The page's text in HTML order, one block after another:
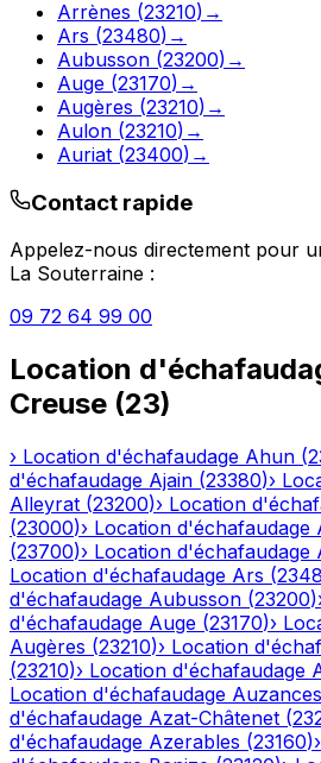
Arrènes (23210) →
Ars (23480) →
Aubusson (23200) →
Auge (23170) →
Augères (23210) →
Aulon (23210) →
Auriat (23400) →
Contact rapide
Appelez-nous directement pour
La Souterraine :
09 72 64 99 00
Location
Creuse (23)
› Location d'échafaudage Ahun (
d'échafaudage Ajain (23380)›
Alleyrat (23200)› Location
(23000)› Location d'échafaudage
(23700)› Location d'échafaudage
Location d'échafaudage Ars (
d'échafaudage Aubusson (23200)
d'échafaudage Auge (23170)›
Augères (23210)› Location
(23210)› Location d'échafaudage
Location d'échafaudage Auzances
d'échafaudage Azat-Châtenet (
d'échafaudage Azerables (23160)›